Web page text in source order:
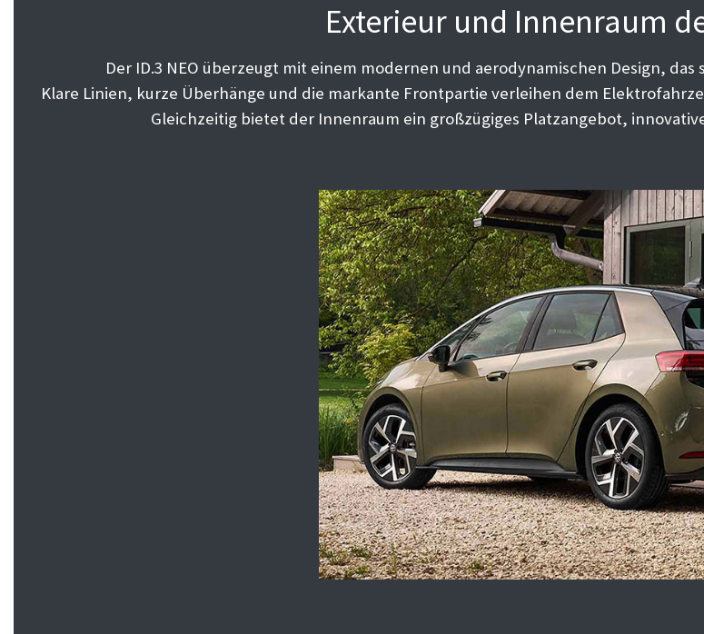
Exterieur und Innenraum
Der ID.3 NEO überzeugt mit einem modernen und aerodynamischen Design,
Klare Linien, kurze Überhänge und die markante Frontpartie verleihen dem
Gleichzeitig bietet der Innenraum ein großzügiges Platzangebot,